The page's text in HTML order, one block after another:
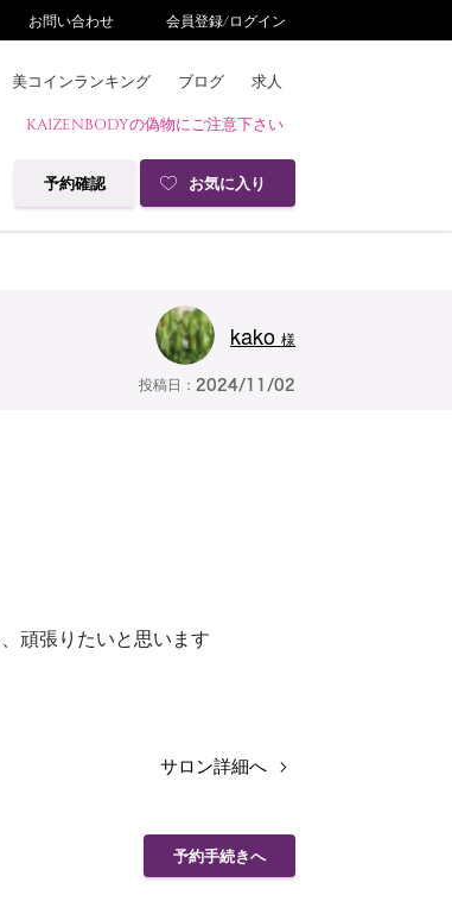
お問い合わせ 会員登録/ログイン
美コインランキング ブログ 求人
KAIZENBODYの偽物にご注意下さい
予約確認 お気に入り
kako 様
投稿日： 2024/11/02
頑張りたいと思います
サロン詳細へ
予約手続きへ